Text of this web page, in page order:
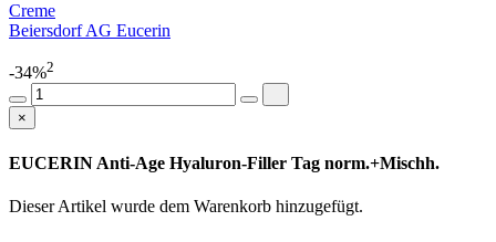
Creme
Beiersdorf AG Eucerin
-34%2
×
EUCERIN Anti-Age Hyaluron-Filler Tag norm.+Mischh.
Dieser Artikel wurde dem Warenkorb hinzugefügt.